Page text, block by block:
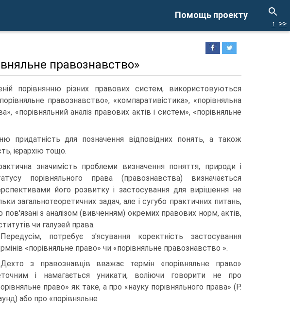
Помощь проекту
↑ >>
правознавство»
порівнянню різних правових систем, використовуються
правознавство», «компаративістика», «порівняльна
«порівняльний аналіз правових актів і систем», «порівняльне
придатність для позначення відповідних понять, а також
ієрархію тощо.
значимість проблеми визначення поняття, природи і
порівняльного права (правознавства) визначається
його розвитку і застосування для вирішення не
загальнотеоретичних задач, але і сугубо практичних питань,
пов'язані з аналізом (вивченням) окремих правових норм, актів,
чи галузей права.
Передусім, потребує з'ясування коректність застосування
«порівняльне право» чи «порівняльне правознавство ».
Дехто з правознавців вважає термін «порівняльне право»
і намагається уникати, воліючи говорити не про
право» як таке, а про «науку порівняльного права» (Р.
або про «порівняльне